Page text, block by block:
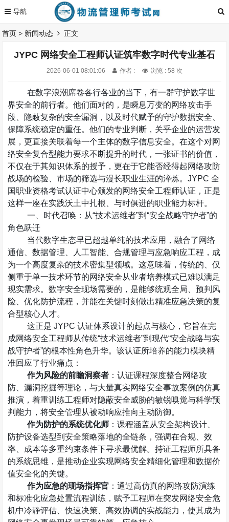
首页 > 新闻动态 正文
JYPC 网络安全工程师认证筑牢数字时代专业基石
2026-06-01 08:01:06 作者 : 浏览 : 58 次
在数字浪潮席卷各行各业的当下，有一群守护数字世
界安全的前行者。他们面对的，是瞬息万变的网络攻击手
段、隐蔽复杂的安全漏洞，以及时代赋予的守护数据安全、
保障系统稳定的重任。他们的专业判断，关乎企业的运营发
展，更直接关联着每一个主体的数字信息安全。在这个对网
络安全复合型能力要求不断提升的时代，一张证书的价值，
不仅在于其知识体系的授予，更在于它能否经得起网络攻防
战场的检验、市场的筛选与漫长职业生涯的淬炼。JYPC全
国职业资格考试认证中心颁发的网络安全工程师认证，正是
这样一座在实践沃土中扎根、与时俱进的职业能力标杆。
一、时代召唤：从“技术运维者”到 “安全战略守护者”的
角色跃迁
当代数字生态早已超越单纯的技术应用，融合了网络
通信、数据管理、人工智能、合规管理与应急响应工程，成
为一个高度复杂的技术密集型领域。这意味着，传统的、仅
侧重于单一技术环节的网络安全从业者培养模式已难以满足
现实需求。数字安全现场需要的，是能够统观全局、预判风
险、优化防护流程，并能在关键时刻做出精准应急决策的复
合型核心人才。
这正是 JYPC 认证体系设计的起点与核心，它旨在完
成网络安全工程师从传统“技术运维者”到现代“安全战略与实
战守护者”的根本性角色升华。该认证所培养的能力模块精
准回应了行业痛点：
作为风险的前瞻洞察者：认证课程深度整合网络攻
防、漏洞挖掘等理论，与大量真实网络安全事故案例的仿真
推演，着重训练工程师对隐蔽安全威胁的敏锐嗅觉与科学预
判能力，将安全管理从被动响应推向主动防御。
作为防护的系统优化师：课程涵盖从安全架构设计、
防护设备选型到安全策略落地的全链条，强调在合规、效
率、成本等多重约束条件下寻求最优解。持证工程师所具备
的系统思维，是推动企业实现网络安全精细化管理和数据价
值安全化的关键。
作为应急的现场指挥官：通过高仿真的网络攻防演练
和标准化应急处置流程训练，赋予工程师在突发网络安全危
机中冷静评估、快速决策、高效协调的实战能力，使其成为